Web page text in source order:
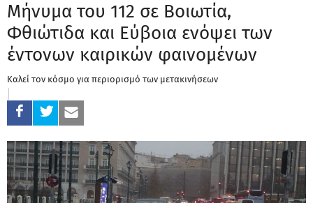
Μήνυμα του 112 σε Βοιωτία,
Φθιώτιδα και Εύβοια ενόψει των
έντονων καιρικών φαινομένων
Καλεί τον κόσμο για περιορισμό των μετακινήσεων